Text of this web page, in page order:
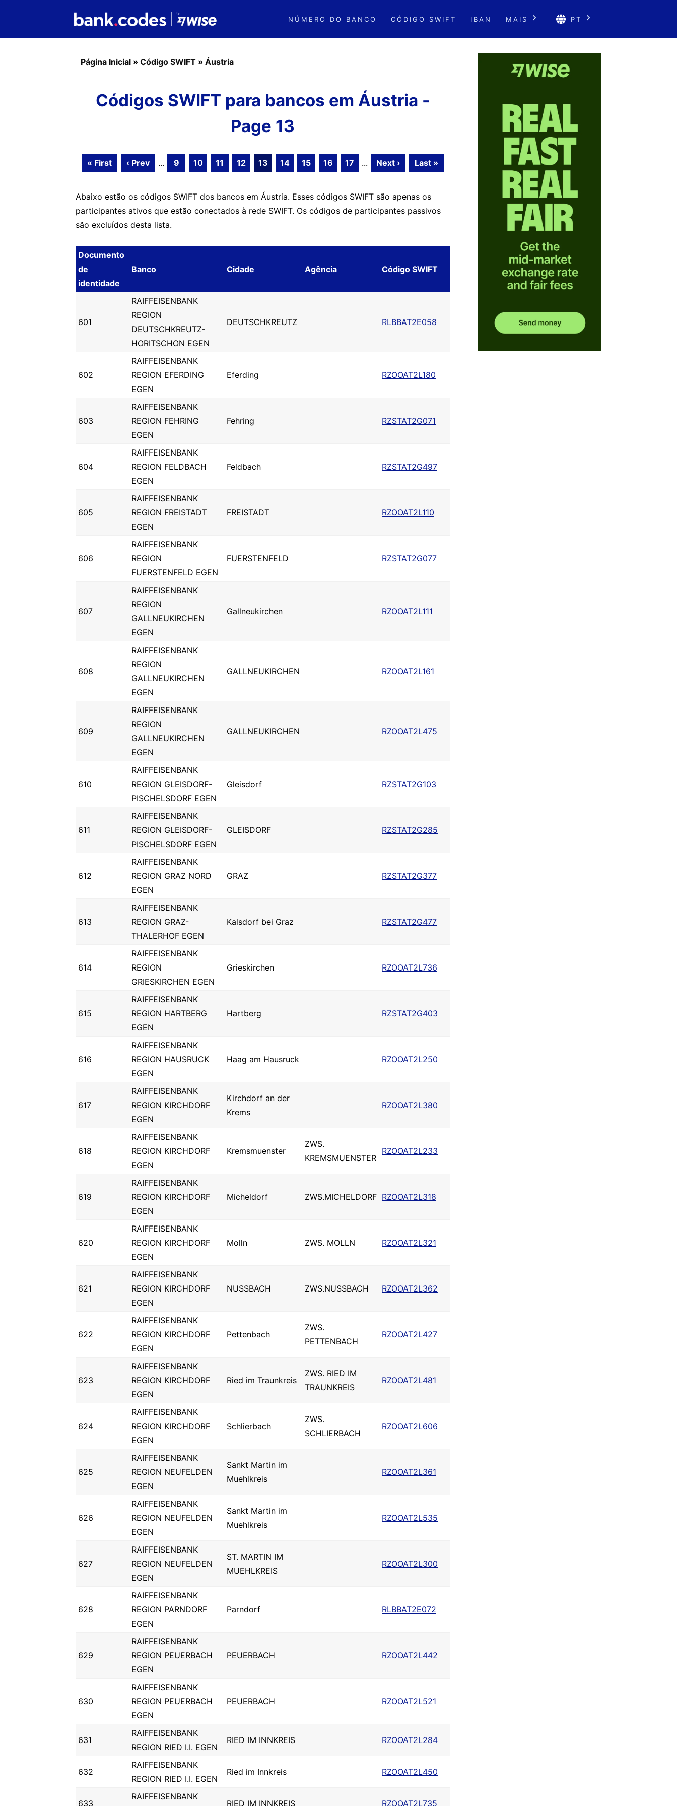
NÚMERO DO BANCO CÓDIGO SWIFT IBAN MAIS PT
Página Inicial » Código SWIFT » Áustria
Códigos SWIFT para bancos em Áustria -
Page 13
« First ‹ Prev ... 9 10 11 12 13 14 15 16 17 ... Next › Last »
Abaixo estão os códigos SWIFT dos bancos em Áustria. Esses códigos SWIFT são apenas os
participantes ativos que estão conectados à rede SWIFT. Os códigos de participantes passivos
são excluídos desta lista.
Documento
de
identidade
Banco Cidade Agência Código SWIFT
601
RAIFFEISENBANK
REGION
DEUTSCHKREUTZ-
HORITSCHON EGEN
DEUTSCHKREUTZ RLBBAT2E058
602
RAIFFEISENBANK
REGION EFERDING
EGEN
Eferding RZOOAT2L180
603
RAIFFEISENBANK
REGION FEHRING
EGEN
Fehring RZSTAT2G071
604
RAIFFEISENBANK
REGION FELDBACH
EGEN
Feldbach RZSTAT2G497
605
RAIFFEISENBANK
REGION FREISTADT
EGEN
FREISTADT RZOOAT2L110
606
RAIFFEISENBANK
REGION
FUERSTENFELD EGEN
FUERSTENFELD RZSTAT2G077
607
RAIFFEISENBANK
REGION
GALLNEUKIRCHEN
EGEN
Gallneukirchen RZOOAT2L111
608
RAIFFEISENBANK
REGION
GALLNEUKIRCHEN
EGEN
GALLNEUKIRCHEN RZOOAT2L161
609
RAIFFEISENBANK
REGION
GALLNEUKIRCHEN
EGEN
GALLNEUKIRCHEN RZOOAT2L475
610
RAIFFEISENBANK
REGION GLEISDORF-
PISCHELSDORF EGEN
Gleisdorf RZSTAT2G103
611
RAIFFEISENBANK
REGION GLEISDORF-
PISCHELSDORF EGEN
GLEISDORF RZSTAT2G285
612
RAIFFEISENBANK
REGION GRAZ NORD
EGEN
GRAZ RZSTAT2G377
613
RAIFFEISENBANK
REGION GRAZ-
THALERHOF EGEN
Kalsdorf bei Graz RZSTAT2G477
614
RAIFFEISENBANK
REGION
GRIESKIRCHEN EGEN
Grieskirchen RZOOAT2L736
615
RAIFFEISENBANK
REGION HARTBERG
EGEN
Hartberg RZSTAT2G403
616
RAIFFEISENBANK
REGION HAUSRUCK
EGEN
Haag am Hausruck RZOOAT2L250
617
RAIFFEISENBANK
REGION KIRCHDORF
EGEN
Kirchdorf an der
Krems
RZOOAT2L380
618
RAIFFEISENBANK
REGION KIRCHDORF
EGEN
Kremsmuenster
ZWS.
KREMSMUENSTER
RZOOAT2L233
619
RAIFFEISENBANK
REGION KIRCHDORF
EGEN
Micheldorf ZWS.MICHELDORF RZOOAT2L318
620
RAIFFEISENBANK
REGION KIRCHDORF
EGEN
Molln ZWS. MOLLN RZOOAT2L321
621
RAIFFEISENBANK
REGION KIRCHDORF
EGEN
NUSSBACH ZWS.NUSSBACH RZOOAT2L362
622
RAIFFEISENBANK
REGION KIRCHDORF
EGEN
Pettenbach
ZWS.
PETTENBACH
RZOOAT2L427
623
RAIFFEISENBANK
REGION KIRCHDORF
EGEN
Ried im Traunkreis
ZWS. RIED IM
TRAUNKREIS
RZOOAT2L481
624
RAIFFEISENBANK
REGION KIRCHDORF
EGEN
Schlierbach
ZWS.
SCHLIERBACH
RZOOAT2L606
625
RAIFFEISENBANK
REGION NEUFELDEN
EGEN
Sankt Martin im
Muehlkreis
RZOOAT2L361
626
RAIFFEISENBANK
REGION NEUFELDEN
EGEN
Sankt Martin im
Muehlkreis
RZOOAT2L535
627
RAIFFEISENBANK
REGION NEUFELDEN
EGEN
ST. MARTIN IM
MUEHLKREIS
RZOOAT2L300
628
RAIFFEISENBANK
REGION PARNDORF
EGEN
Parndorf RLBBAT2E072
629
RAIFFEISENBANK
REGION PEUERBACH
EGEN
PEUERBACH RZOOAT2L442
630
RAIFFEISENBANK
REGION PEUERBACH
EGEN
PEUERBACH RZOOAT2L521
631
RAIFFEISENBANK
REGION RIED I.I. EGEN
RIED IM INNKREIS RZOOAT2L284
632
RAIFFEISENBANK
REGION RIED I.I. EGEN
Ried im Innkreis RZOOAT2L450
633
RAIFFEISENBANK
RIED IM INNKREIS RZOOAT2L735